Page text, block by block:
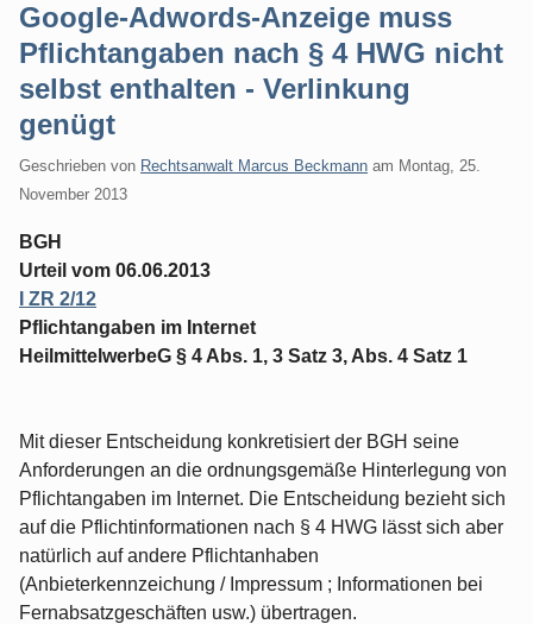
Google-Adwords-Anzeige muss
Pflichtangaben nach § 4 HWG nicht
selbst enthalten - Verlinkung
genügt
Geschrieben von Rechtsanwalt Marcus Beckmann am Montag, 25.
November 2013
BGH
Urteil vom 06.06.2013
I ZR 2/12
Pflichtangaben im Internet
HeilmittelwerbeG § 4 Abs. 1, 3 Satz 3, Abs. 4 Satz 1
Mit dieser Entscheidung konkretisiert der BGH seine
Anforderungen an die ordnungsgemäße Hinterlegung von
Pflichtangaben im Internet. Die Entscheidung bezieht sich
auf die Pflichtinformationen nach § 4 HWG lässt sich aber
natürlich auf andere Pflichtanhaben
(Anbieterkennzeichung / Impressum ; Informationen bei
Fernabsatzgeschäften usw.) übertragen.